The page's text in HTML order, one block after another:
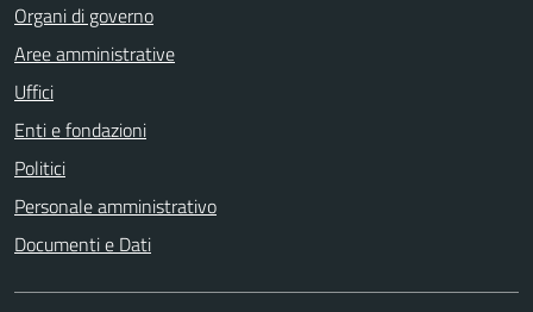
Organi di governo
Aree amministrative
Uffici
Enti e fondazioni
Politici
Personale amministrativo
Documenti e Dati